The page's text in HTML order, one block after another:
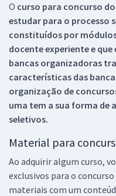
O curso para concurso
estudar para o processo
constituídos por
docente experiente e
bancas organizadoras
características das
organização de
uma tem a sua forma de
seletivos.
Material para
Ao adquirir algum curso,
exclusivos para o
materiais com um